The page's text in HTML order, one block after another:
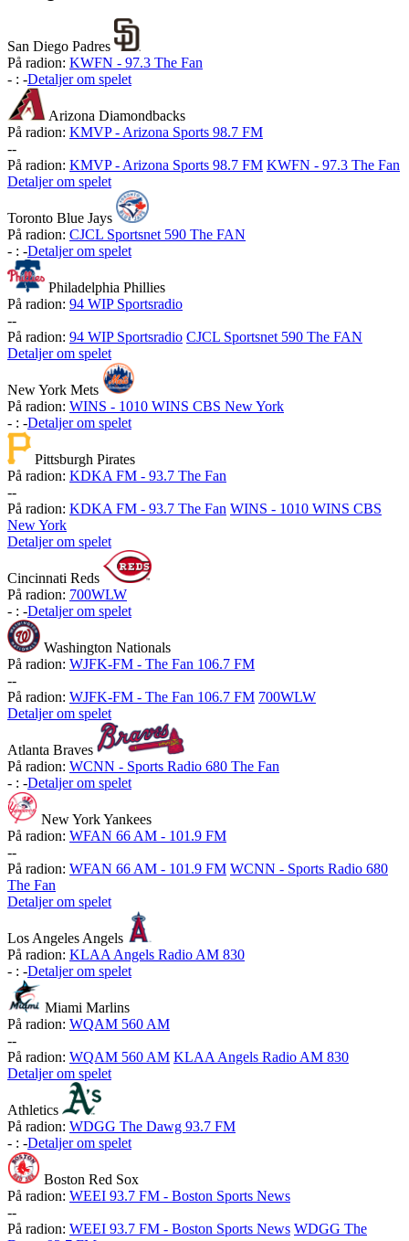
San Diego Padres
På radion: KWFN - 97.3 The Fan
- : -Detaljer om spelet
Arizona Diamondbacks
På radion: KMVP - Arizona Sports 98.7 FM
--
På radion: KMVP - Arizona Sports 98.7 FM KWFN - 97.3 The Fan
Detaljer om spelet
Toronto Blue Jays
På radion: CJCL Sportsnet 590 The FAN
- : -Detaljer om spelet
Philadelphia Phillies
På radion: 94 WIP Sportsradio
--
På radion: 94 WIP Sportsradio CJCL Sportsnet 590 The FAN
Detaljer om spelet
New York Mets
På radion: WINS - 1010 WINS CBS New York
- : -Detaljer om spelet
Pittsburgh Pirates
På radion: KDKA FM - 93.7 The Fan
--
På radion: KDKA FM - 93.7 The Fan WINS - 1010 WINS CBS
New York
Detaljer om spelet
Cincinnati Reds
På radion: 700WLW
- : -Detaljer om spelet
Washington Nationals
På radion: WJFK-FM - The Fan 106.7 FM
--
På radion: WJFK-FM - The Fan 106.7 FM 700WLW
Detaljer om spelet
Atlanta Braves
På radion: WCNN - Sports Radio 680 The Fan
- : -Detaljer om spelet
New York Yankees
På radion: WFAN 66 AM - 101.9 FM
--
På radion: WFAN 66 AM - 101.9 FM WCNN - Sports Radio 680
The Fan
Detaljer om spelet
Los Angeles Angels
På radion: KLAA Angels Radio AM 830
- : -Detaljer om spelet
Miami Marlins
På radion: WQAM 560 AM
--
På radion: WQAM 560 AM KLAA Angels Radio AM 830
Detaljer om spelet
Athletics
På radion: WDGG The Dawg 93.7 FM
- : -Detaljer om spelet
Boston Red Sox
På radion: WEEI 93.7 FM - Boston Sports News
--
På radion: WEEI 93.7 FM - Boston Sports News WDGG The